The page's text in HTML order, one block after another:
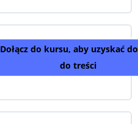
Dołącz do kursu, aby uzyskać
do treści